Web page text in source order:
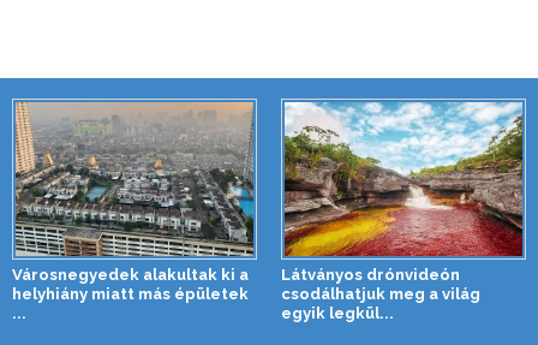
Városnegyedek alakultak ki a
helyhiány miatt más épületek
...
Látványos drónvideón
csodálhatjuk meg a világ
egyik legkül...